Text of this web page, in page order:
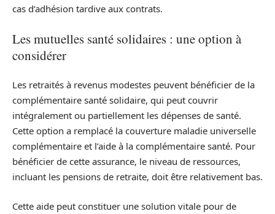
cas d’adhésion tardive aux contrats.
Les mutuelles santé solidaires : une option à
considérer
Les retraités à revenus modestes peuvent bénéficier de la
complémentaire santé solidaire, qui peut couvrir
intégralement ou partiellement les dépenses de santé.
Cette option a remplacé la couverture maladie universelle
complémentaire et l’aide à la complémentaire santé. Pour
bénéficier de cette assurance, le niveau de ressources,
incluant les pensions de retraite, doit être relativement bas.
Cette aide peut constituer une solution vitale pour de